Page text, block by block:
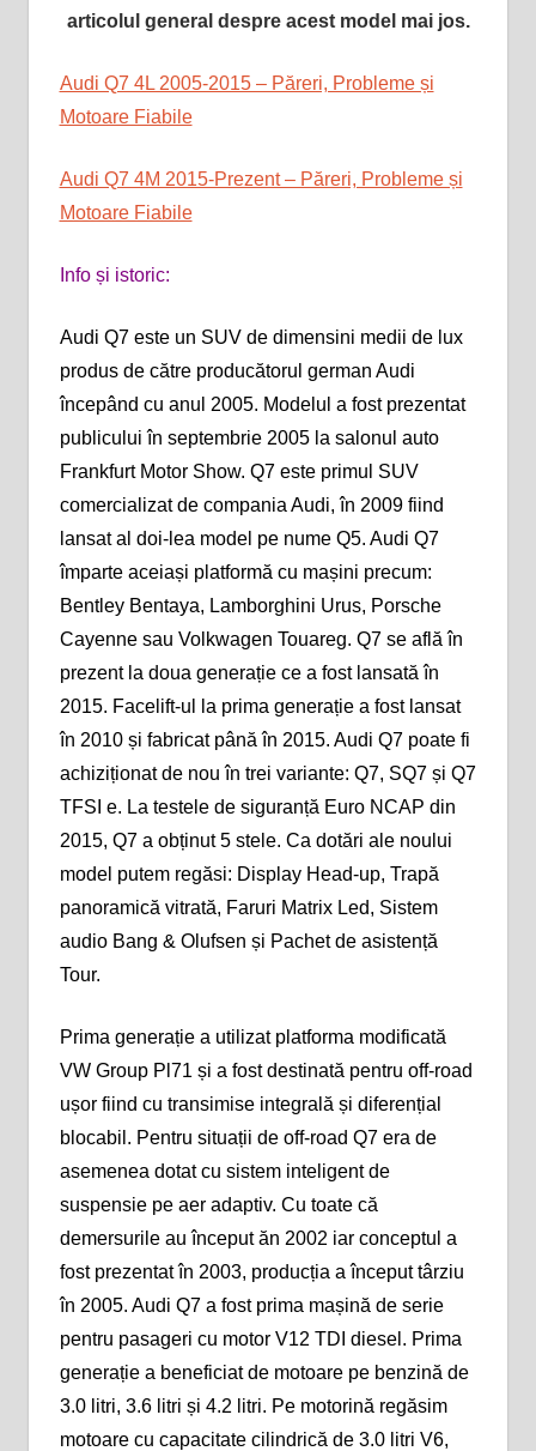
articolul general despre acest model mai jos.
Audi Q7 4L 2005-2015 – Păreri, Probleme și
Motoare Fiabile
Audi Q7 4M 2015-Prezent – Păreri, Probleme și
Motoare Fiabile
Info și istoric:
Audi Q7 este un SUV de dimensini medii de lux
produs de către producătorul german Audi
începând cu anul 2005. Modelul a fost prezentat
publicului în septembrie 2005 la salonul auto
Frankfurt Motor Show. Q7 este primul SUV
comercializat de compania Audi, în 2009 fiind
lansat al doi-lea model pe nume Q5. Audi Q7
împarte aceiași platformă cu mașini precum:
Bentley Bentaya, Lamborghini Urus, Porsche
Cayenne sau Volkwagen Touareg. Q7 se află în
prezent la doua generație ce a fost lansată în
2015. Facelift-ul la prima generație a fost lansat
în 2010 și fabricat până în 2015. Audi Q7 poate fi
achiziționat de nou în trei variante: Q7, SQ7 și Q7
TFSI e. La testele de siguranță Euro NCAP din
2015, Q7 a obținut 5 stele. Ca dotări ale noului
model putem regăsi: Display Head-up, Trapă
panoramică vitrată, Faruri Matrix Led, Sistem
audio Bang & Olufsen și Pachet de asistență
Tour.
Prima generație a utilizat platforma modificată
VW Group Pl71 și a fost destinată pentru off-road
ușor fiind cu transimise integrală și diferențial
blocabil. Pentru situații de off-road Q7 era de
asemenea dotat cu sistem inteligent de
suspensie pe aer adaptiv. Cu toate că
demersurile au început ăn 2002 iar conceptul a
fost prezentat în 2003, producția a început târziu
în 2005. Audi Q7 a fost prima mașină de serie
pentru pasageri cu motor V12 TDI diesel. Prima
generație a beneficiat de motoare pe benzină de
3.0 litri, 3.6 litri și 4.2 litri. Pe motorină regăsim
motoare cu capacitate cilindrică de 3.0 litri V6,